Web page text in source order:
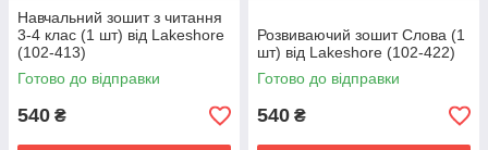
Навчальний зошит з читання
3-4 клас (1 шт) від Lakeshore
(102-413)
Готово до відправки
540 ₴
Розвиваючий зошит Слова (1
шт) від Lakeshore (102-422)
Готово до відправки
540 ₴